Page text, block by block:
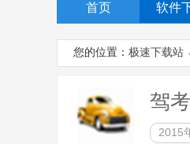
首页 软件
您的位置： 极速下载站
驾
2015